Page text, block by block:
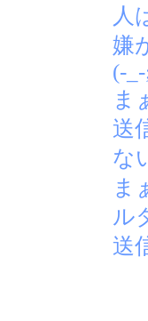
人
嫌
(-
ま
送
な
ま
ル
送